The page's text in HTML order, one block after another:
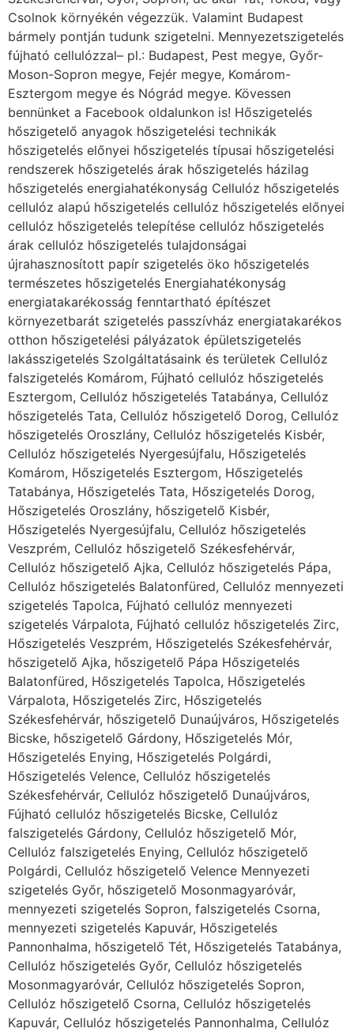
Csolnok környékén végezzük. Valamint Budapest
bármely pontján tudunk szigetelni. Mennyezetszigetelés
fújható cellulózzal– pl.: Budapest, Pest megye, Győr-
Moson-Sopron megye, Fejér megye, Komárom-
Esztergom megye és Nógrád megye. Kövessen
bennünket a Facebook oldalunkon is! Hőszigetelés
hőszigetelő anyagok hőszigetelési technikák
hőszigetelés előnyei hőszigetelés típusai hőszigetelési
rendszerek hőszigetelés árak hőszigetelés házilag
hőszigetelés energiahatékonyság Cellulóz hőszigetelés
cellulóz alapú hőszigetelés cellulóz hőszigetelés előnyei
cellulóz hőszigetelés telepítése cellulóz hőszigetelés
árak cellulóz hőszigetelés tulajdonságai
újrahasznosított papír szigetelés öko hőszigetelés
természetes hőszigetelés Energiahatékonyság
energiatakarékosság fenntartható építészet
környezetbarát szigetelés passzívház energiatakarékos
otthon hőszigetelési pályázatok épületszigetelés
lakásszigetelés Szolgáltatásaink és területek Cellulóz
falszigetelés Komárom, Fújható cellulóz hőszigetelés
Esztergom, Cellulóz hőszigetelés Tatabánya, Cellulóz
hőszigetelés Tata, Cellulóz hőszigetelő Dorog, Cellulóz
hőszigetelés Oroszlány, Cellulóz hőszigetelés Kisbér,
Cellulóz hőszigetelés Nyergesújfalu, Hőszigetelés
Komárom, Hőszigetelés Esztergom, Hőszigetelés
Tatabánya, Hőszigetelés Tata, Hőszigetelés Dorog,
Hőszigetelés Oroszlány, hőszigetelő Kisbér,
Hőszigetelés Nyergesújfalu, Cellulóz hőszigetelés
Veszprém, Cellulóz hőszigetelő Székesfehérvár,
Cellulóz hőszigetelő Ajka, Cellulóz hőszigetelés Pápa,
Cellulóz hőszigetelés Balatonfüred, Cellulóz mennyezeti
szigetelés Tapolca, Fújható cellulóz mennyezeti
szigetelés Várpalota, Fújható cellulóz hőszigetelés Zirc,
Hőszigetelés Veszprém, Hőszigetelés Székesfehérvár,
hőszigetelő Ajka, hőszigetelő Pápa Hőszigetelés
Balatonfüred, Hőszigetelés Tapolca, Hőszigetelés
Várpalota, Hőszigetelés Zirc, Hőszigetelés
Székesfehérvár, hőszigetelő Dunaújváros, Hőszigetelés
Bicske, hőszigetelő Gárdony, Hőszigetelés Mór,
Hőszigetelés Enying, Hőszigetelés Polgárdi,
Hőszigetelés Velence, Cellulóz hőszigetelés
Székesfehérvár, Cellulóz hőszigetelő Dunaújváros,
Fújható cellulóz hőszigetelés Bicske, Cellulóz
falszigetelés Gárdony, Cellulóz hőszigetelő Mór,
Cellulóz falszigetelés Enying, Cellulóz hőszigetelő
Polgárdi, Cellulóz hőszigetelő Velence Mennyezeti
szigetelés Győr, hőszigetelő Mosonmagyaróvár,
mennyezeti szigetelés Sopron, falszigetelés Csorna,
mennyezeti szigetelés Kapuvár, Hőszigetelés
Pannonhalma, hőszigetelő Tét, Hőszigetelés Tatabánya,
Cellulóz hőszigetelés Győr, Cellulóz hőszigetelés
Mosonmagyaróvár, Cellulóz hőszigetelés Sopron,
Cellulóz hőszigetelő Csorna, Cellulóz hőszigetelés
Kapuvár, Cellulóz hőszigetelés Pannonhalma, Cellulóz